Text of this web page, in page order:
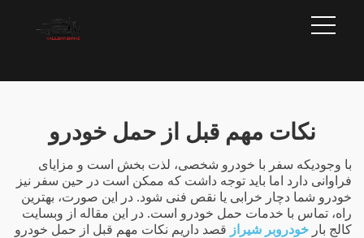
نکات مهم قبل از حمل خودرو
با وجودیکه سفر با خودرو شخصی، لذت بخش است و مزایای
فراوانی دارد اما باید توجه داشت که ممکن است در حین سفر نیز
خودرو شما دچار خرابی یا نقص فنی شود. در این صورت، بهترین
راه، تماس با خدمات حمل خودرو است. در این مقاله از وبسایت
کالج بار خودروبر شیراز قصد داریم نکات مهم قبل از حمل خودرو